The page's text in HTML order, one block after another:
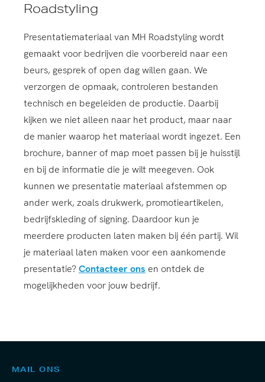
Roadstyling
Presentatiemateriaal van MH Roadstyling wordt
gemaakt voor bedrijven die voorbereid naar een
beurs, gesprek of open dag willen gaan. We
verzorgen de opmaak, controleren bestanden
technisch en begeleiden de productie. Daarbij
kijken we niet alleen naar het product, maar naar
de manier waarop het materiaal wordt ingezet. Een
brochure, banner of map moet passen bij je huisstijl
en bij de informatie die je wilt meegeven. Ook
kunnen we presentatie materiaal afstemmen op
ander werk, zoals drukwerk, promotieartikelen,
bedrijfskleding of signing. Daardoor kun je
meerdere producten laten maken bij één partij. Wil
je materiaal laten maken voor een aankomende
presentatie?Contacteer ons en ontdek de
mogelijkheden voor jouw bedrijf.
MAIL ONS